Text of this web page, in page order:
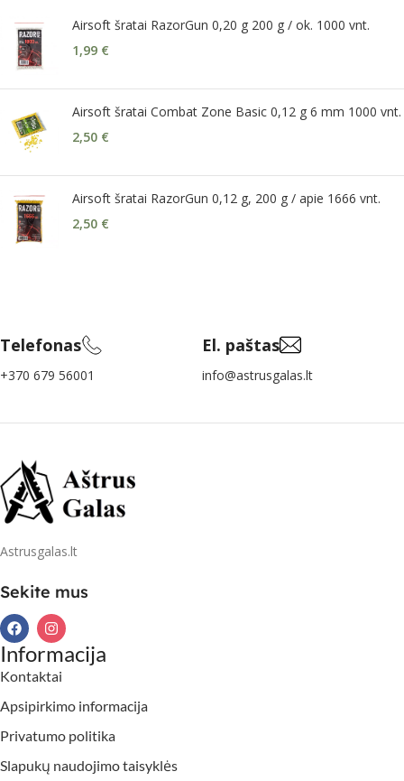
Airsoft šratai RazorGun 0,20 g 200 g / ok. 1000 vnt.
1,99 €
Airsoft šratai Combat Zone Basic 0,12 g 6 mm 1000 vnt.
2,50 €
Airsoft šratai RazorGun 0,12 g, 200 g / apie 1666 vnt.
2,50 €
Telefonas
+370 679 56001
El. paštas
info@astrusgalas.lt
Astrusgalas.lt
Sekite mus
Informacija
Kontaktai
Apsipirkimo informacija
Privatumo politika
Slapukų naudojimo taisyklės